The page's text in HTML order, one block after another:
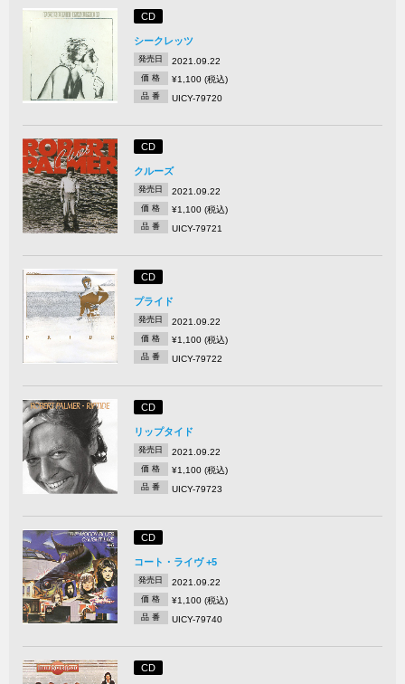
CD
シークレッツ
発売日 2021.09.22
価 格 ¥1,100 (税込)
品 番 UICY-79720
CD
クルーズ
発売日 2021.09.22
価 格 ¥1,100 (税込)
品 番 UICY-79721
CD
プライド
発売日 2021.09.22
価 格 ¥1,100 (税込)
品 番 UICY-79722
CD
リップタイド
発売日 2021.09.22
価 格 ¥1,100 (税込)
品 番 UICY-79723
CD
コート・ライヴ +5
発売日 2021.09.22
価 格 ¥1,100 (税込)
品 番 UICY-79740
CD